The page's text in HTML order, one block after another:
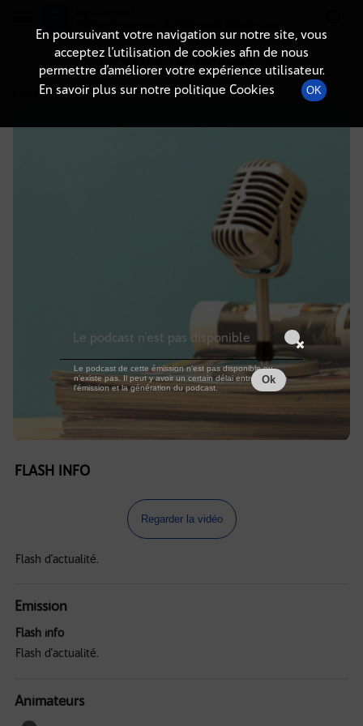
DÉTAILS DE L'ÉPISODE
10 avril 2025à 6h59, durée : Invalid date
FLASH INFO
Regarder la vidéo
Flash d'actualité.
Emission
Flash info
Flash d'actualité.
Animateurs
En poursuivant votre navigation sur notre site, vous
acceptez l’utilisation de cookies afin de nous
permettre d’améliorer votre expérience utilisateur.
En savoir plus sur notre politique Cookies
OK
Le podcast n'est pas disponible
Le podcast de cette émission n'est pas disponible ou
n'existe pas. Il peut y avoir un certain délai entre la fin de
l'émission et la génération du podcast.
Ok